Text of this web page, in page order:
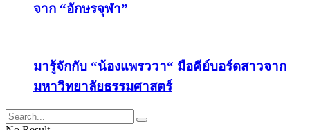
จาก “อักษรจุฬา”
มารู้จักกับ “น้องแพรววา“ มือคีย์บอร์ดสาวจาก
มหาวิทยาลัยธรรมศาสตร์